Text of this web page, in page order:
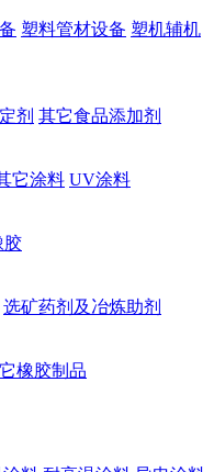
塑料管材设备 塑机辅机
剂 其它食品添加剂
它涂料 UV涂料
胶
选矿药剂及冶炼助剂
橡胶制品